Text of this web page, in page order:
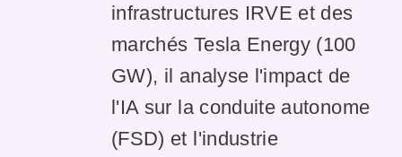
infrastructures IRVE et des
marchés Tesla Energy (100
GW), il analyse l'impact de
l'IA sur la conduite autonome
(FSD) et l'industrie